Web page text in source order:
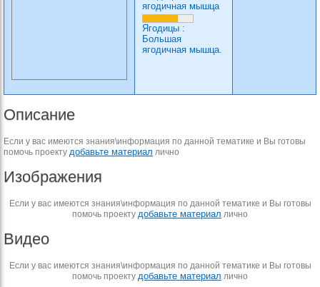
ягодичная мышца
Ягодицы :
Большая
ягодичная мышца.
Описание
Если у вас имеются знания\информация по данной тематике и Вы готовы
помочь проекту добавьте материал лично
Изображения
Если у вас имеются знания\информация по данной тематике и Вы готовы
помочь проекту добавьте материал лично
Видео
Если у вас имеются знания\информация по данной тематике и Вы готовы
помочь проекту добавьте материал лично